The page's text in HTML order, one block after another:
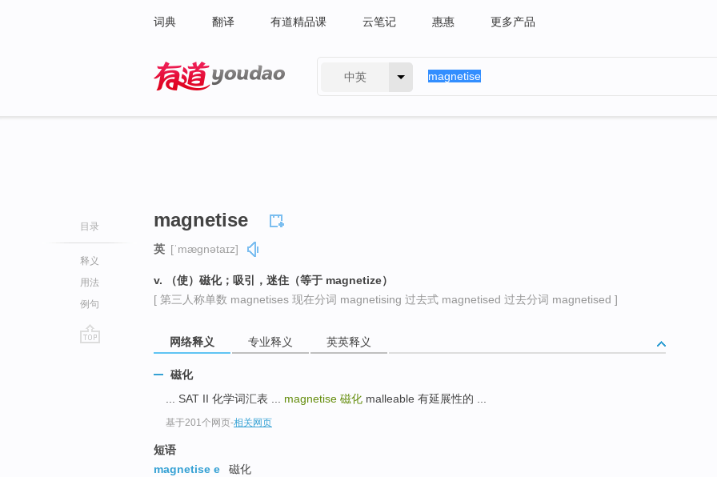
词典 翻译 有道精品课 云笔记 惠惠 更多产品
中英
目录
释义
用法
例句
magnetise
英 [ˈmæɡnətaɪz]
v. （使）磁化；吸引，迷住（等于 magnetize）
[ 第三人称单数 magnetises 现在分词 magnetising 过去式 magnetised 过去分词 magnetised ]
网络释义 专业释义 英英释义
磁化
... SAT II 化学词汇表 ... magnetise 磁化 malleable 有延展性的 ...
基于201个网页-相关网页
短语
magnetise e
磁化